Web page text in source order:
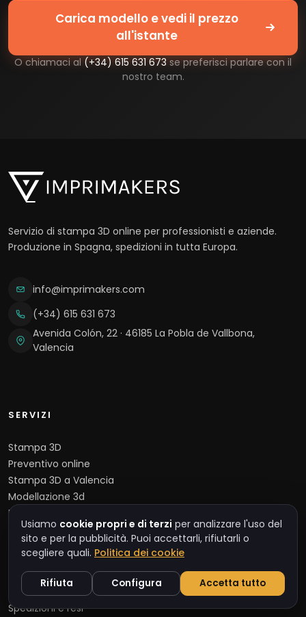
Carica modello e vedi il prezzo
all'istante
O chiamaci al(+34) 615 631 673se preferisci parlare con il
nostro team.
Servizio di stampa 3D online per professionisti e aziende.
Produzione in Spagna, spedizioni in tutta Europa.
info@imprimakers.com
(+34) 615 631 673
Avenida Colón, 22 · 46185 La Pobla de Vallbona,
Valencia
SERVIZI
Stampa 3D
Preventivo online
Stampa 3D a Valencia
Modellazione 3d
Materiali
Guida al design
INFORMAZIONE
Spedizioni e resi
Usiamo cookie propri e di terzi per analizzare l'uso del
sito e per la pubblicità. Puoi accettarli, rifiutarli o
scegliere quali. Politica dei cookie
Rifiuta Configura Accetta tutto